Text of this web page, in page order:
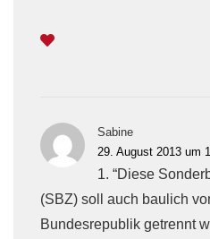
Sabine
29. August 2013 um
1. “Diese
(SBZ) soll auch baulich
Bundesrepublik getrennt